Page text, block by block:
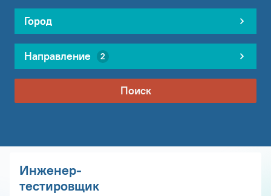
Город
Направление 2
Поиск
Инженер-
тестировщик